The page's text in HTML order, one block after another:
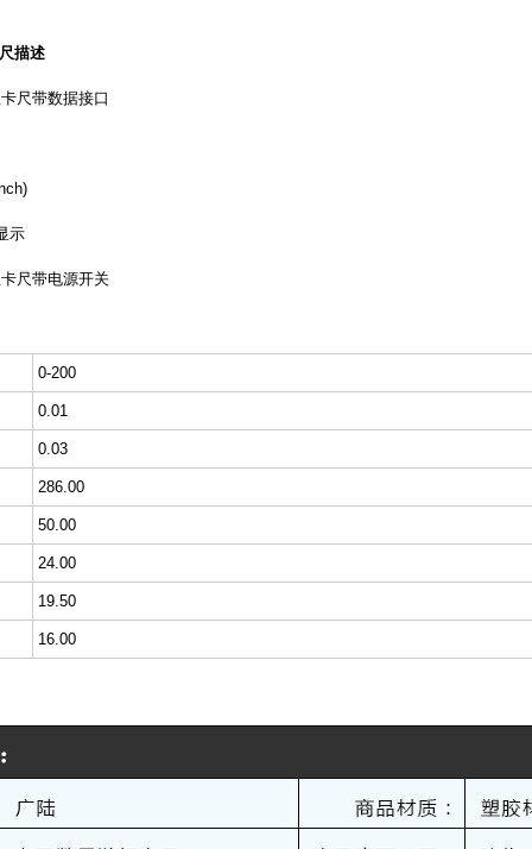
描述
尺带数据接口
示
尺带电源开关
0-200
0.01
0.03
286.00
50.00
24.00
19.50
16.00